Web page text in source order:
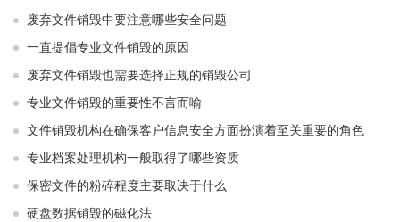
废弃文件销毁中要注意哪些安全问题
一直提倡专业文件销毁的原因
废弃文件销毁也需要选择正规的销毁公司
专业文件销毁的重要性不言而喻
文件销毁机构在确保客户信息安全方面扮演着至关重要的角色
专业档案处理机构一般取得了哪些资质
保密文件的粉碎程度主要取决于什么
硬盘数据销毁的磁化法